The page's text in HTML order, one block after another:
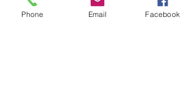
Phone Email Facebook